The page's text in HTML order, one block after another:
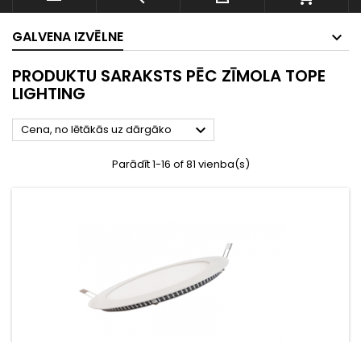
GALVENA IZVĒLNE
PRODUKTU SARAKSTS PĒC ZĪMOLA TOPE
LIGHTING
Cena, no lētākās uz dārgāko 
Parādīt 1-16 of 81 vienba(s)